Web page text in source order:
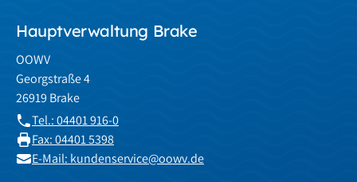
Hauptverwaltung Brake
OOWV
Georgstraße 4
26919 Brake
Tel.: 04401 916-0
Fax: 04401 5398
E-Mail: kundenservice@oowv.de